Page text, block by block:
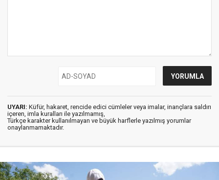
UYARI: Küfür, hakaret, rencide edici cümleler veya imalar, inançlara saldırı
içeren, imla kuralları ile yazılmamış,
Türkçe karakter kullanılmayan ve büyük harflerle yazılmış yorumlar
onaylanmamaktadır.